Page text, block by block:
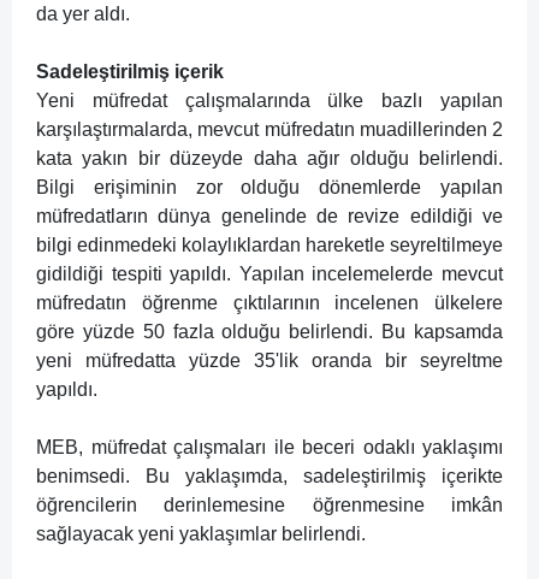
da yer aldı.
Sadeleştirilmiş içerik
Yeni müfredat çalışmalarında ülke bazlı yapılan
karşılaştırmalarda, mevcut müfredatın muadillerinden 2
kata yakın bir düzeyde daha ağır olduğu belirlendi.
Bilgi erişiminin zor olduğu dönemlerde yapılan
müfredatların dünya genelinde de revize edildiği ve
bilgi edinmedeki kolaylıklardan hareketle seyreltilmeye
gidildiği tespiti yapıldı. Yapılan incelemelerde mevcut
müfredatın öğrenme çıktılarının incelenen ülkelere
göre yüzde 50 fazla olduğu belirlendi. Bu kapsamda
yeni müfredatta yüzde 35'lik oranda bir seyreltme
yapıldı.
MEB, müfredat çalışmaları ile beceri odaklı yaklaşımı
benimsedi. Bu yaklaşımda, sadeleştirilmiş içerikte
öğrencilerin derinlemesine öğrenmesine imkân
sağlayacak yeni yaklaşımlar belirlendi.